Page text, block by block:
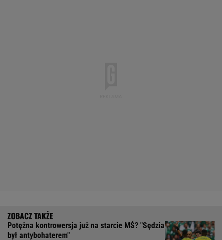
Potężna kontrowersja już na starcie MŚ? "Sędzia
był antybohaterem"